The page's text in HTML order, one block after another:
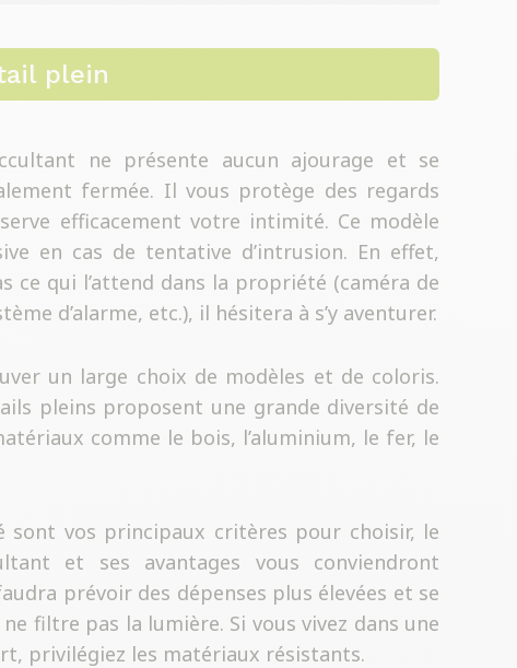
plein
ne présente aucun ajourage et se
fermée. Il vous protège des regards
efficacement votre intimité. Ce modèle
en cas de tentative d’intrusion. En effet,
ce qui l’attend dans la propriété (caméra de
d’alarme, etc.), il hésitera à s’y aventurer.
un large choix de modèles et de coloris.
pleins proposent une grande diversité de
comme le bois, l’aluminium, le fer, le
sont vos principaux critères pour choisir, le
et ses avantages vous conviendront
prévoir des dépenses plus élevées et se
filtre pas la lumière. Si vous vivez dans une
privilégiez les matériaux résistants.